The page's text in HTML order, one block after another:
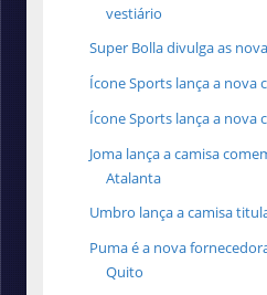
vestiário
Super Bolla divulga as
Ícone Sports lança a nova
Ícone Sports lança a nova
Joma lança a camisa
Atalanta
Umbro lança a camisa
Puma é a nova
Quito